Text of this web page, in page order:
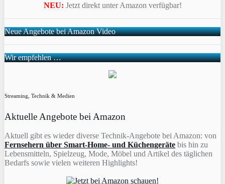
NEU: Jetzt direkt unter Amazon verfügbar!
Neue Angebote bei Amazon Video
Wir empfehlen …
Streaming, Technik & Medien
Aktuelle Angebote bei Amazon
Aktuell gibt es wieder diverse Technik-Angebote bei Amazon: von
Fernsehern über Smart-Home- und Küchengeräte bis hin zu
Lebensmitteln, Spielzeug, Mode, Möbel und Artikel des täglichen
Bedarfs sowie vielen weiteren Highlights!